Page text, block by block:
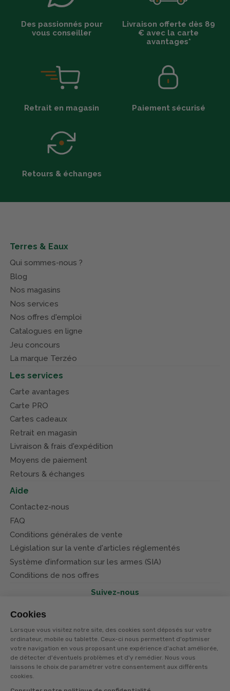
Cookies
Lorsque vous visitez notre site, des cookies sont déposés sur votre
ordinateur, mobile ou tablette. Ceux-ci nous permettent d'optimiser
votre navigation en vous proposant une expérience d'achat améliorée,
de détecter d'éventuels problèmes et d'y remédier. Nous vous
laissons le choix de paramétrer votre consentement aux différents
cookies.
Des passionnés pour
vous conseiller
Livraison offerte dès 89
€ avec la carte
avantages*
Retrait en magasin Paiement sécurisé
Retours & échanges
Terres & Eaux
Qui sommes-nous ?
Blog
Nos magasins
Nos services
Nos offres d'emploi
Catalogues en ligne
Jeu concours
La marque Terzéo
Les services
Carte avantages
Carte PRO
Cartes cadeaux
Retrait en magasin
Livraison & frais d'expédition
Moyens de paiement
Retours & échanges
Aide
Contactez-nous
FAQ
Conditions générales de vente
Législation sur la vente d'articles réglementés
Système d’information sur les armes (SIA)
Conditions de nos offres
Suivez-nous
© Terres et eaux 2026
Politique de confidentialité
Mentions légales
CGV